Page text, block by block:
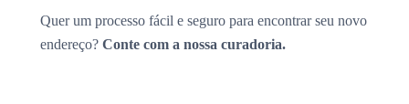
Quer um processo fácil e seguro para encontrar seu novo
endereço? Conte com a nossa curadoria.